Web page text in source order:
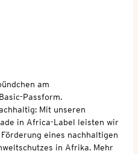
am
Passform.
Mit unseren
in Africa-Label leisten wir
eines nachhaltigen
in Afrika. Mehr